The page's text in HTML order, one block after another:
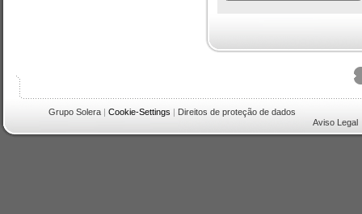
Grupo Solera | Cookie-Settings | Direitos de proteção de dados
Aviso Legal